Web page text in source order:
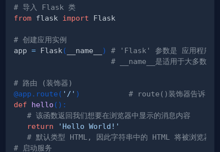
# 导入 Flask 类
from flask import
# 创建应用实例
app = Flask ( __name__ )
# 'Flask' 参数是 应用程序模
# __name__是适用于大多数情
# 路由 (装饰器)
@app . route ( '/' )
# route()装饰器告诉
def
hello ( ) :
# 该函数返回我们想要在浏览器中显示的消息内容
return
'Hello World!'
# 默认类型 HTML, 因此字符串中的 HTML 将被浏览器渲
# 启动服务